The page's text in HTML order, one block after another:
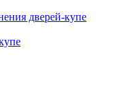
дверей-купе